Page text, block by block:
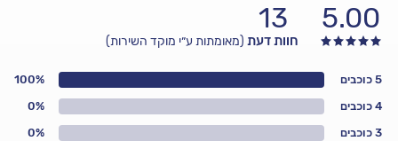
5.00
13
חוות דעת (מאומתות ע״י מוקד השירות)
3 כוכבים 0%
4 כוכבים 0%
5 כוכבים 100%